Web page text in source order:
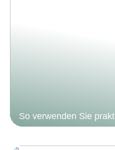
So verwenden Sie